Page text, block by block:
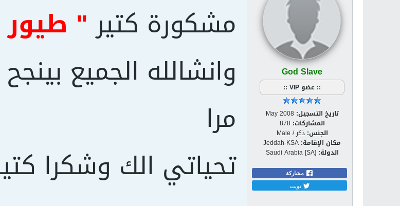
God Slave
:: عضو VIP ::
تاريخ التسجيل: May 2008
المشاركات: 878
الجنس: ذكر / Male
مكان الإقامة: Jeddah-KSA
الدولة: Saudi Arabia [SA]
مشاركة
تويت
مشكورة كتير"
وانشالله الجميع
مرا
تحياتي الك وشكرا